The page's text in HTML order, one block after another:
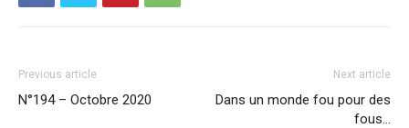
Previous article
N°194 – Octobre 2020
Next article
Dans un monde fou pour des
fous…